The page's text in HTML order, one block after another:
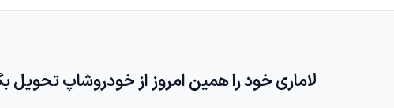
لاماری خود را همین امروز از خودروشاپ تحویل